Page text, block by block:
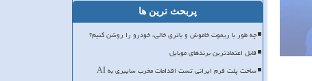
پربحث ترین ها
چه طور با ریموت خاموش و باتری خالی، خودرو را روشن کنیم؟
قابل اعتمادترین برندهای موبایل
ساخت پلت فرم ایرانی تست اقدامات مخرب سایبری به AI